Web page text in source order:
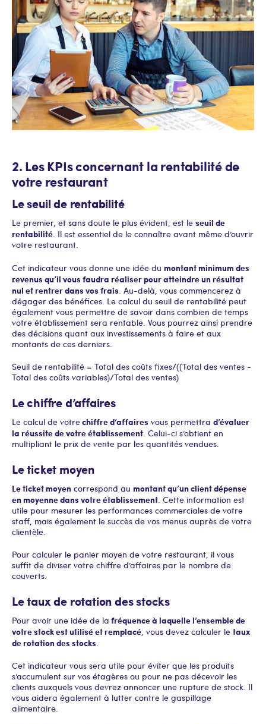
2. Les KPIs concernant la rentabilité de
votre restaurant
Le seuil de rentabilité
Le premier, et sans doute le plus évident, est le seuil de
rentabilité . Il est essentiel de le connaître avant même d’ouvrir
votre restaurant.
Cet indicateur vous donne une idée du montant minimum des
revenus qu’il vous faudra réaliser pour atteindre un résultat
nul et rentrer dans vos frais . Au-delà, vous commencerez à
dégager des bénéfices. Le calcul du seuil de rentabilité peut
également vous permettre de savoir dans combien de temps
votre établissement sera rentable. Vous pourrez ainsi prendre
des décisions quant aux investissements à faire et aux
montants de ces derniers.
Seuil de rentabilité = Total des coûts fixes/((Total des ventes -
Total des coûts variables)/Total des ventes)
Le chiffre d’affaires
Le calcul de votrechiffre d’affaires vous permettra d’évaluer
la réussite de votre établissement . Celui-ci s’obtient en
multipliant le prix de vente par les quantités vendues.
Le ticket moyen
Le ticket moyen correspond au montant qu’un client dépense
en moyenne dans votre établissement . Cette information est
utile pour mesurer les performances commerciales de votre
staff, mais également le succès de vos menus auprès de votre
clientèle.
Pour calculer le panier moyen de votre restaurant, il vous
suffit de diviser votre chiffre d’affaires par le nombre de
couverts.
Le taux de rotation des stocks
Pour avoir une idée de la fréquence à laquelle l’ensemble de
votre stock est utilisé et remplacé , vous devez calculer le taux
de rotation des stocks
Cet indicateur vous sera utile pour éviter que les produits
s’accumulent sur vos étagères ou pour ne pas décevoir les
clients auxquels vous devrez annoncer une rupture de stock. Il
vous aidera également à lutter contre le gaspillage
alimentaire.